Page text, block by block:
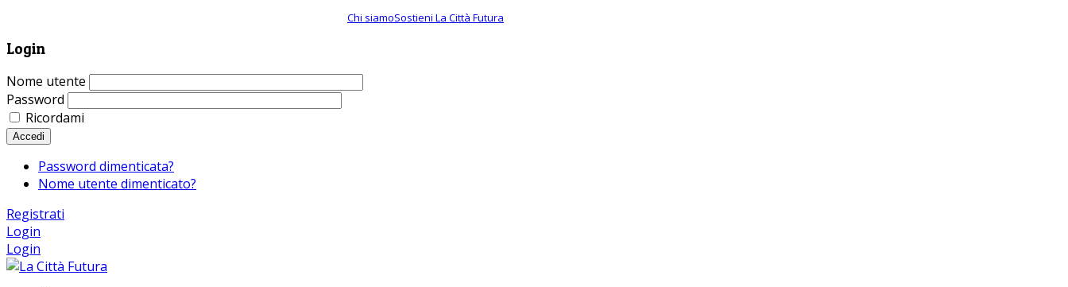
Chi siamoSostieni La Città Futura
Login
Nome utente
Password
Ricordami
Accedi
Password dimenticata?
Nome utente dimenticato?
Registrati
Login
Login